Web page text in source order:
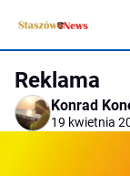
Reklama
Konrad
19 kwietnia